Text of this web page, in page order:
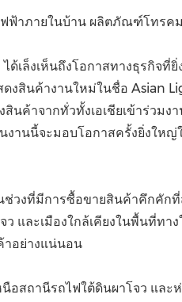
ฟ้าภายในบ้าน ผลิตภัณฑ์โทรค
ด้เล็งเห็นถึงโอกาสทางธุรกิจ
งสินค้างานใหม่ในชื่อ Asian
ค้าจากทั่วทั้งเอเชียเข้าร่วม
านนี้จะมอบโอกาสครั้งยิ่งให
วงที่มีการซื้อขายสินค้าคึกคัก
และเมืองใกล้เคียงในพื้นที่ท
าอย่างแน่นอน
สถานีรถไฟใต้ดินผาโจว แล